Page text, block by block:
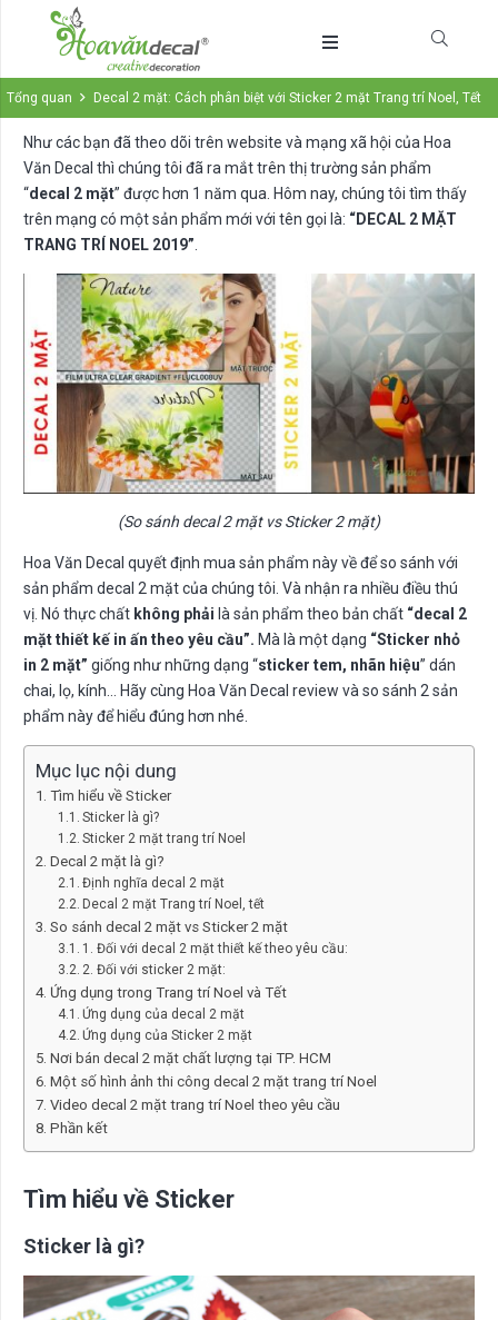
Tổng quan Decal 2 mặt: Cách phân biệt với Sticker 2 mặt Trang trí Noel, Tết
Như các bạn đã theo dõi trên website và mạng xã hội của Hoa
Văn Decal thì chúng tôi đã ra mắt trên thị trường sản phẩm
“decal 2 mặt” được hơn 1 năm qua. Hôm nay, chúng tôi tìm thấy
trên mạng có một sản phẩm mới với tên gọi là: “DECAL 2 MẶT
TRANG TRÍ NOEL 2019”
(So sánh decal 2 mặt vs Sticker 2 mặt)
Hoa Văn Decal quyết định mua sản phẩm này về để so sánh với
sản phẩm decal 2 mặt của chúng tôi. Và nhận ra nhiều điều thú
vị. Nó thực chất không phải là sản phẩm theo bản chất “decal 2
mặt thiết kế in ấn theo yêu cầu”. Mà là một dạng “Sticker nhỏ
in 2 mặt” giống như những dạng “sticker tem, nhãn hiệu” dán
chai, lọ, kính… Hãy cùng Hoa Văn Decal review và so sánh 2 sản
phẩm này để hiểu đúng hơn nhé.
Mục lục nội dung
Tìm hiểu về Sticker
Sticker là gì?
Sticker 2 mặt trang trí Noel
Decal 2 mặt là gì?
Định nghĩa decal 2 mặt
Decal 2 mặt Trang trí Noel, tết
So sánh decal 2 mặt vs Sticker 2 mặt
1. Đối với decal 2 mặt thiết kế theo yêu cầu:
2. Đối với sticker 2 mặt:
Ứng dụng trong Trang trí Noel và Tết
Ứng dụng của decal 2 mặt
Ứng dụng của Sticker 2 mặt
Nơi bán decal 2 mặt chất lượng tại TP. HCM
Một số hình ảnh thi công decal 2 mặt trang trí Noel
Video decal 2 mặt trang trí Noel theo yêu cầu
Phần kết
Tìm hiểu về Sticker
Sticker là gì?